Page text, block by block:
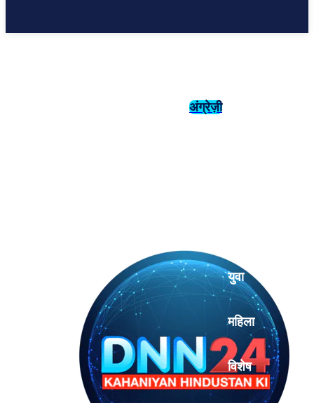
अंग्रेज़ी
युवा
महिला
विशेष